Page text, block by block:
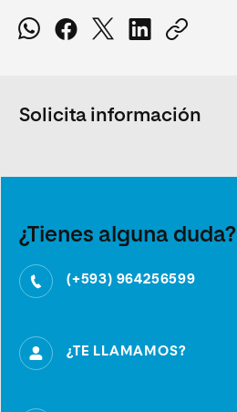
Solicita información
¿Tienes alguna duda?
(+593) 964256599
¿TE LLAMAMOS?